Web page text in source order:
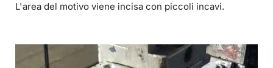
L'area del motivo viene incisa con piccoli incavi.